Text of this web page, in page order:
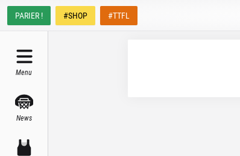
PARIER ! #SHOP #TTFL
Menu
News